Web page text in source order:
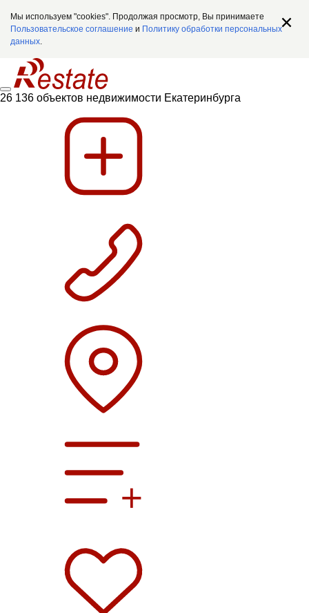
Мы используем "cookies". Продолжая просмотр, Вы принимаете
Пользовательское соглашение и Политику обработки персональных
данных.
26 136 объектов недвижимости Екатеринбурга